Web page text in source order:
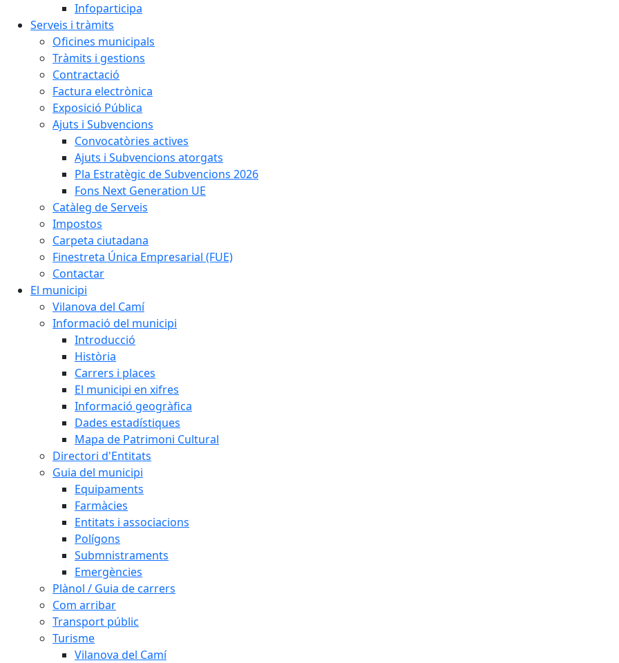
Infoparticipa
Serveis i tràmits
Oficines municipals
Tràmits i gestions
Contractació
Factura electrònica
Exposició Pública
Ajuts i Subvencions
Convocatòries actives
Ajuts i Subvencions atorgats
Pla Estratègic de Subvencions 2026
Fons Next Generation UE
Catàleg de Serveis
Impostos
Carpeta ciutadana
Finestreta Única Empresarial (FUE)
Contactar
El municipi
Vilanova del Camí
Informació del municipi
Introducció
Història
Carrers i places
El municipi en xifres
Informació geogràfica
Dades estadístiques
Mapa de Patrimoni Cultural
Directori d'Entitats
Guia del municipi
Equipaments
Farmàcies
Entitats i associacions
Polígons
Submnistraments
Emergències
Plànol / Guia de carrers
Com arribar
Transport públic
Turisme
Vilanova del Camí